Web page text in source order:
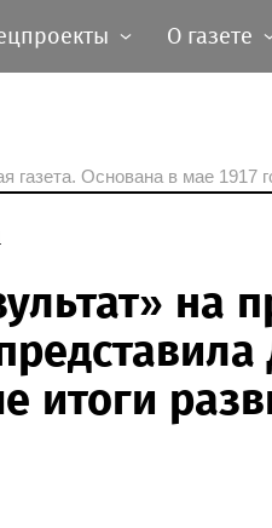
О газете
газета. Основана в мае 1917
на
итоги